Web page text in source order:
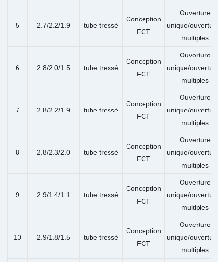
5 2.7/2.2/1.9 tube tressé
Conception
FCT
Ouverture
unique/
multiples
6 2.8/2.0/1.5 tube tressé
Conception
FCT
Ouverture
unique/
multiples
7 2.8/2.2/1.9 tube tressé
Conception
FCT
Ouverture
unique/
multiples
8 2.8/2.3/2.0 tube tressé
Conception
FCT
Ouverture
unique/
multiples
9 2.9/1.4/1.1 tube tressé
Conception
FCT
Ouverture
unique/
multiples
10 2.9/1.8/1.5 tube tressé
Conception
FCT
Ouverture
unique/
multiples